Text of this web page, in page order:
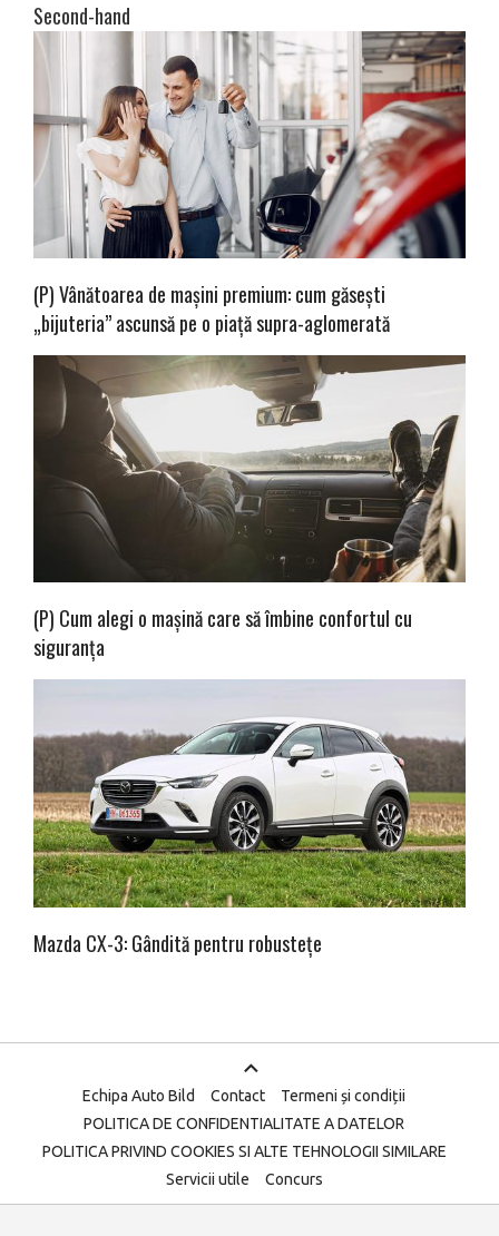
Second-hand
(P) Vânătoarea de mașini premium: cum găsești
„bijuteria” ascunsă pe o piață supra-aglomerată
(P) Cum alegi o mașină care să îmbine confortul cu
siguranța
Mazda CX-3: Gândită pentru robustețe
Echipa Auto Bild Contact
Termeni și condiții
POLITICA DE CONFIDENTIALITATE A DATELOR
POLITICA PRIVIND COOKIES SI ALTE TEHNOLOGII SIMILARE
Servicii utile
Concurs